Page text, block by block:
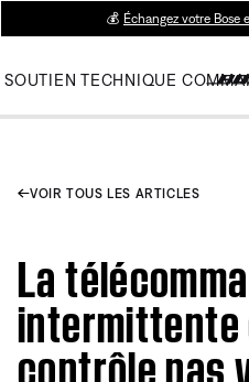
💰 Échangez votre Bose
SOUTIEN TECHNIQUE
VOIR TOUS LES ARTICLES
La
intermittente
contrôle pas